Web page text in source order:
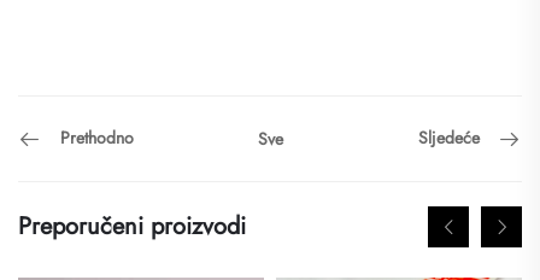
Prethodno Sve Sljedeće
Preporučeni proizvodi